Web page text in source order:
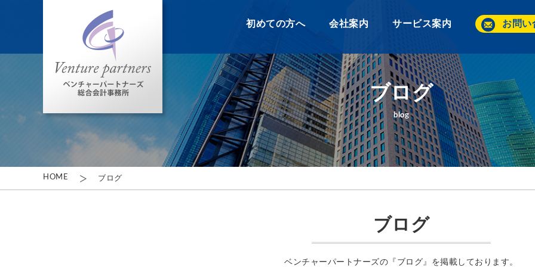
初めての方へ 会社案内 サービス案内 お問い
ブログ
blog
HOME ブログ
ブログ
ベンチャーパートナーズの『ブログ』を掲載しております。